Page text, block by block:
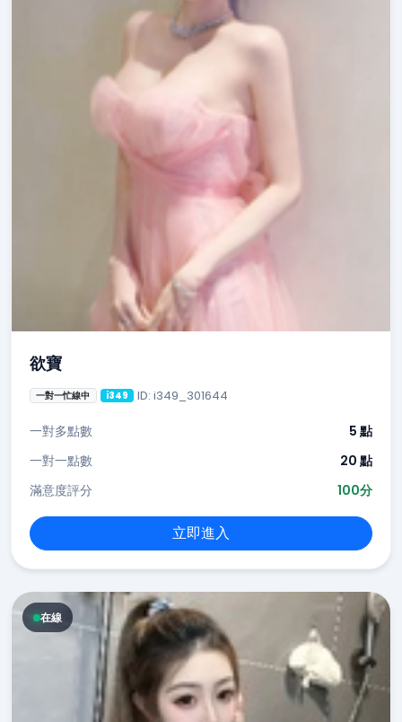
欲寶
一對一忙線中 i349 ID: i349_301644
一對多點數
5 點
一對一點數
20 點
滿意度評分
100分
立即進入
在線